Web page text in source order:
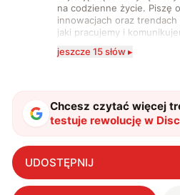
na codzienne życie. Piszę
innowacjach oraz
jaki pracujemy i
technologii a współczesną
jeszcze 15 słów ▸
Chcesz czytać więcej
testuje rewolucję w
jedno zdanie, by kanał
co Cię interesuje"?
UDOSTĘPNIJ